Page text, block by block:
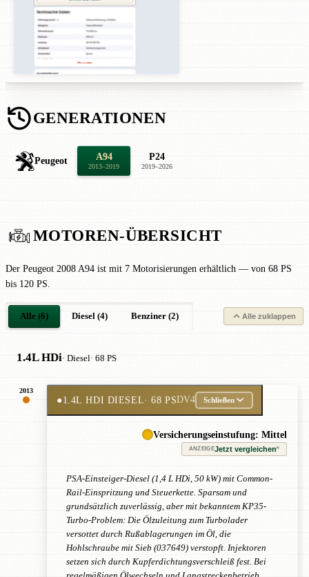
GENERATIONEN
Peugeot A94
2013–2019
P24
2019–2026
MOTOREN-ÜBERSICHT
Der Peugeot 2008 A94 ist mit 7 Motorisierungen erhältlich — von 68 PS
bis 120 PS.
Alle (6) Diesel (4) Benziner (2) Alle zuklappen
1.4L HDi· Diesel· 68 PS
2013
●1.4L HDI DIESEL· 68 PSDV4 Schließen
Versicherungseinstufung: Mittel
ANZEIGEJetzt vergleichen*
PSA-Einsteiger-Diesel (1,4 L HDi, 50 kW) mit Common-
Rail-Einspritzung und Steuerkette. Sparsam und
grundsätzlich zuverlässig, aber mit bekanntem KP35-
Turbo-Problem: Die Ölzuleitung zum Turbolader
versottet durch Rußablagerungen im Öl, die
Hohlschraube mit Sieb (037649) verstopft. Injektoren
setzen sich durch Kupferdichtungsverschleiß fest. Bei